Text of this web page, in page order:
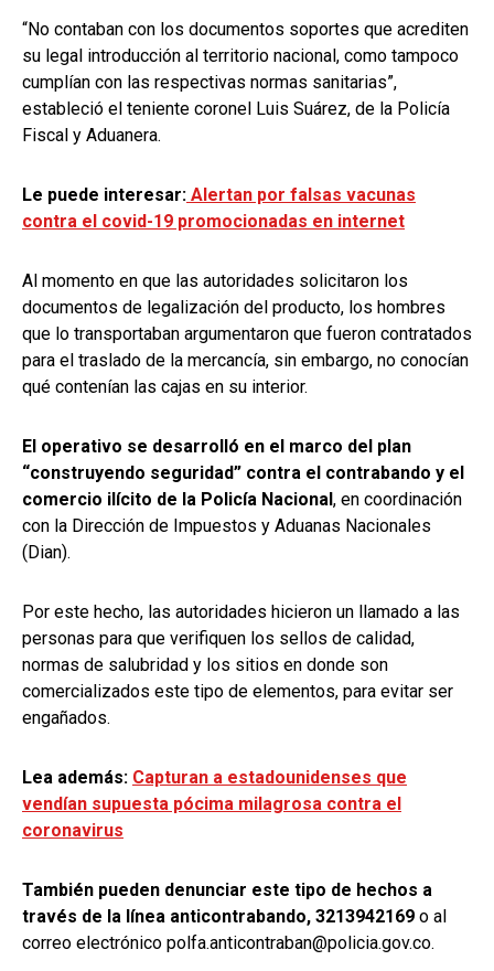
“No contaban con los documentos soportes que acrediten
su legal introducción al territorio nacional, como tampoco
cumplían con las respectivas normas sanitarias”,
estableció el teniente coronel Luis Suárez, de la Policía
Fiscal y Aduanera.
Le puede interesar: Alertan por falsas vacunas
contra el covid-19 promocionadas en internet
Al momento en que las autoridades solicitaron los
documentos de legalización del producto, los hombres
que lo transportaban argumentaron que fueron contratados
para el traslado de la mercancía, sin embargo, no conocían
qué contenían las cajas en su interior.
El operativo se desarrolló en el marco del plan
“construyendo seguridad” contra el contrabando y el
comercio ilícito de la Policía Nacional, en coordinación
con la Dirección de Impuestos y Aduanas Nacionales
(Dian).
Por este hecho, las autoridades hicieron un llamado a las
personas para que verifiquen los sellos de calidad,
normas de salubridad y los sitios en donde son
comercializados este tipo de elementos, para evitar ser
engañados.
Lea además: Capturan a estadounidenses que
vendían supuesta pócima milagrosa contra el
coronavirus
También pueden denunciar este tipo de hechos a
través de la línea anticontrabando, 3213942169 o al
correo electrónico polfa.anticontraban@policia.gov.co.